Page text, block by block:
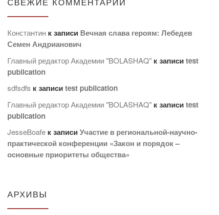
Константин к записи Вечная слава героям: Лебедев
Семен Андрианович
Главный редактор Академии "BOLASHAQ" к записиtest
publication
sdfsdfs к записиtest publication
Главный редактор Академии "BOLASHAQ" к записиtest
publication
JesseBoafe к записиУчастие в региональной-научно-
практической конференции «Закон и порядок –
основные приоритеты общества»
АРХИВЫ